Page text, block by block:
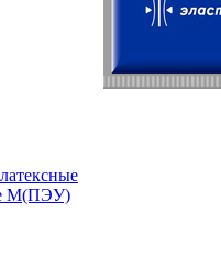
M(ПЭУ)